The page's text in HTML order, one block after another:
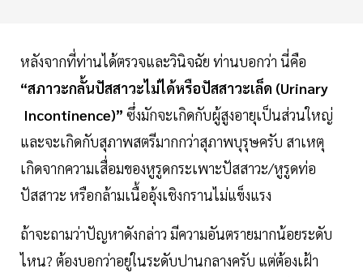
หลังจากที่ท่านได้ตรวจและวินิจฉัย ท่านบอกว่า นี่คือ
“สภาวะกลั้นปัสสาวะไม่ได้หรือปัสสาวะเล็ด (Urinary
Incontinence)” ซึ่งมักจะเกิดกับผู้สูงอายุเป็นส่วนใหญ่
และจะเกิดกับสุภาพสตรีมากกว่าสุภาพบุรุษครับ สาเหตุ
เกิดจากความเสื่อมของหูรูดกระเพาะปัสสาวะ/หูรูดท่อ
ปัสสาวะ หรือกล้ามเนื้ออุ้งเชิงกรานไม่แข็งแรง
ถ้าจะถามว่าปัญหาดังกล่าว มีความอันตรายมากน้อยระดับ
ไหน? ต้องบอกว่าอยู่ในระดับปานกลางครับ แต่ต้องเฝ้า